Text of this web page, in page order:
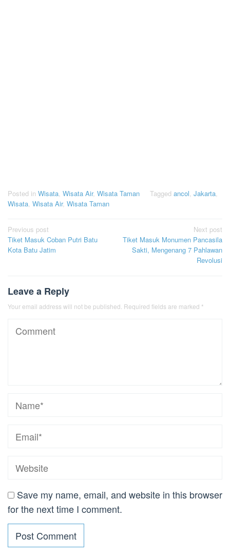
Posted in Wisata Wisata Air, Wisata Taman Tagged ancol Jakarta
Wisata Wisata Air, Wisata Taman
Post
navigation
Previous post
Tiket Masuk Coban Putri Batu
Kota Batu Jatim
Next post
Tiket Masuk Monumen Pancasila
Sakti, Mengenang 7 Pahlawan
Revolusi
Leave a Reply
Your email address will not be published. Required fields are marked *
Save my name, email, and website in this browser
for the next time I comment.